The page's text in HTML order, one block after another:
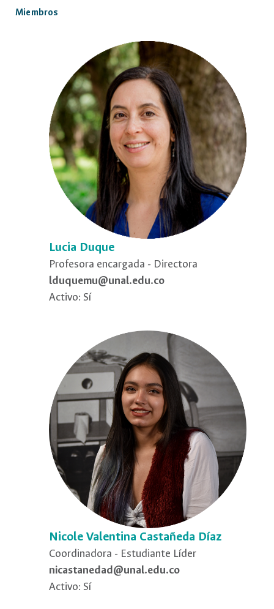
Miembros
Lucia Duque
Profesora encargada - Directora
lduquemu@unal.edu.co
Activo: Sí
Nicole Valentina Castañeda Díaz
Coordinadora - Estudiante Líder
nicastanedad@unal.edu.co
Activo: Sí